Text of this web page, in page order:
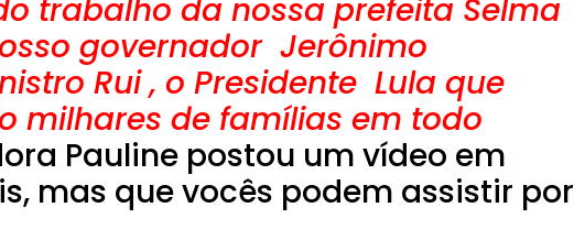
trabalho da nossa prefeita Selma
governador Jerônimo
Rui , o Presidente Lula que
milhares de famílias em todo
Pauline postou um vídeo em
mas que vocês podem assistir por